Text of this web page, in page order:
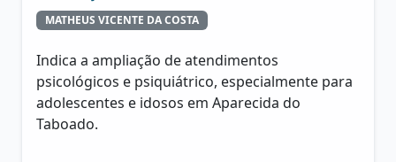
MATHEUS VICENTE DA COSTA
Indica a ampliação de atendimentos
psicológicos e psiquiátrico, especialmente para
adolescentes e idosos em Aparecida do
Taboado.